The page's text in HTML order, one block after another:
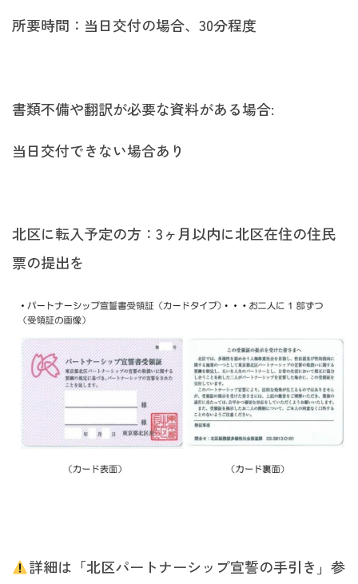
所要時間：当日交付の場合、30分程度
書類不備や翻訳が必要な資料がある場合:
当日交付できない場合あり
北区に転入予定の方：3ヶ月以内に北区在住の住民
票の提出を
詳細は「北区パートナーシップ宣誓の手引き」参